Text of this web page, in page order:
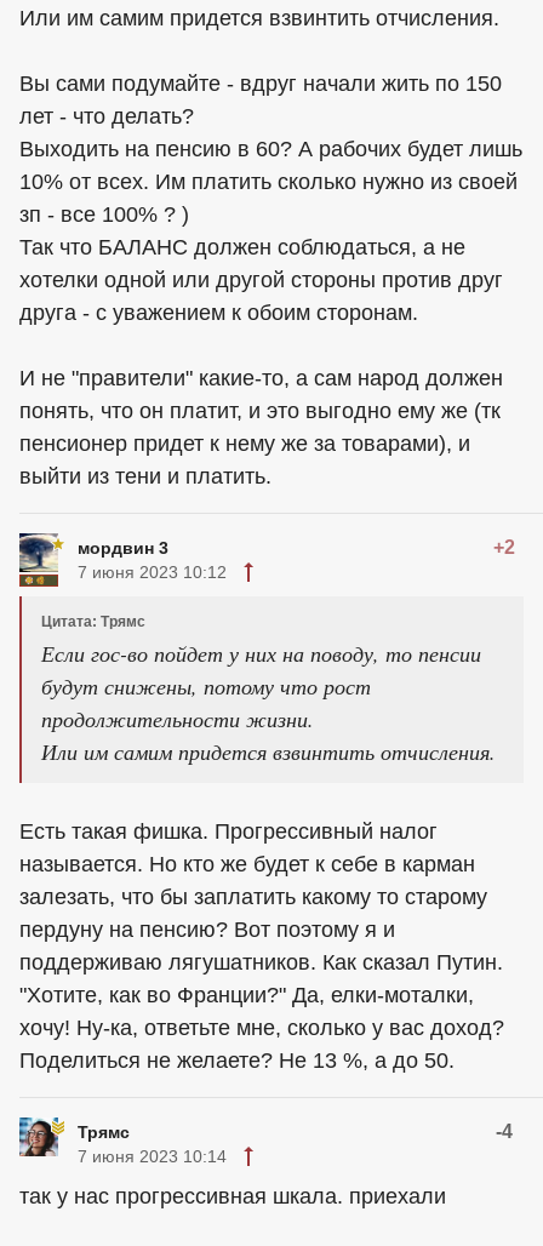
Или им самим придется взвинтить отчисления.
Вы сами подумайте - вдруг начали жить по 150
лет - что делать?
Выходить на пенсию в 60? А рабочих будет лишь
10% от всех. Им платить сколько нужно из своей
зп - все 100% ? )
Так что БАЛАНС должен соблюдаться, а не
хотелки одной или другой стороны против друг
друга - с уважением к обоим сторонам.
И не "правители" какие-то, а сам народ должен
понять, что он платит, и это выгодно ему же (тк
пенсионер придет к нему же за товарами), и
выйти из тени и платить.
мордвин 3 +2
7 июня 2023 10:12
Цитата: Трямс
Если гос-во пойдет у них на поводу, то пенсии
будут снижены, потому что рост
продолжительности жизни.
Или им самим придется взвинтить отчисления.
Есть такая фишка. Прогрессивный налог
называется. Но кто же будет к себе в карман
залезать, что бы заплатить какому то старому
пердуну на пенсию? Вот поэтому я и
поддерживаю лягушатников. Как сказал Путин.
"Хотите, как во Франции?" Да, елки-моталки,
хочу! Ну-ка, ответьте мне, сколько у вас доход?
Поделиться не желаете? Не 13 %, а до 50.
Трямс -4
7 июня 2023 10:14
так у нас прогрессивная шкала. приехали